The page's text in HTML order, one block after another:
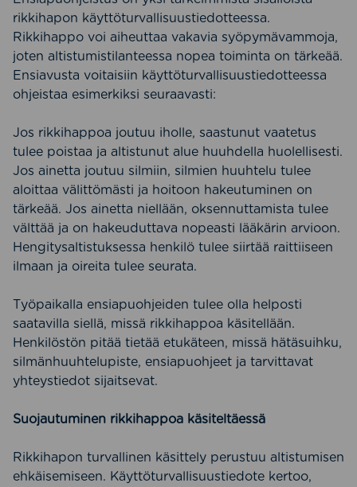
rikkihapon käyttöturvallisuustiedotteessa.
Rikkihappo voi aiheuttaa vakavia syöpymävammoja,
joten altistumistilanteessa nopea toiminta on tärkeää.
Ensiavusta voitaisiin käyttöturvallisuustiedotteessa
ohjeistaa esimerkiksi seuraavasti:
Jos rikkihappoa joutuu iholle, saastunut vaatetus
tulee poistaa ja altistunut alue huuhdella huolellisesti.
Jos ainetta joutuu silmiin, silmien huuhtelu tulee
aloittaa välittömästi ja hoitoon hakeutuminen on
tärkeää. Jos ainetta niellään, oksennuttamista tulee
välttää ja on hakeuduttava nopeasti lääkärin arvioon.
Hengitysaltistuksessa henkilö tulee siirtää raittiiseen
ilmaan ja oireita tulee seurata.
Työpaikalla ensiapuohjeiden tulee olla helposti
saatavilla siellä, missä rikkihappoa käsitellään.
Henkilöstön pitää tietää etukäteen, missä hätäsuihku,
silmänhuuhtelupiste, ensiapuohjeet ja tarvittavat
yhteystiedot sijaitsevat.
Suojautuminen rikkihappoa käsiteltäessä
Rikkihapon turvallinen käsittely perustuu altistumisen
ehkäisemiseen. Käyttöturvallisuustiedote kertoo,